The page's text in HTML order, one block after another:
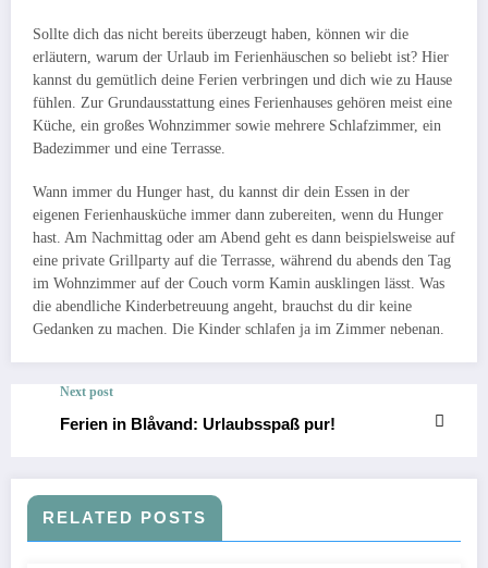
Sollte dich das nicht bereits überzeugt haben, können wir die
erläutern, warum der Urlaub im Ferienhäuschen so beliebt ist? Hier
kannst du gemütlich deine Ferien verbringen und dich wie zu Hause
fühlen. Zur Grundausstattung eines Ferienhauses gehören meist eine
Küche, ein großes Wohnzimmer sowie mehrere Schlafzimmer, ein
Badezimmer und eine Terrasse.
Wann immer du Hunger hast, du kannst dir dein Essen in der
eigenen Ferienhausküche immer dann zubereiten, wenn du Hunger
hast. Am Nachmittag oder am Abend geht es dann beispielsweise auf
eine private Grillparty auf die Terrasse, während du abends den Tag
im Wohnzimmer auf der Couch vorm Kamin ausklingen lässt. Was
die abendliche Kinderbetreuung angeht, brauchst du dir keine
Gedanken zu machen. Die Kinder schlafen ja im Zimmer nebenan.
Next post
Ferien in Blåvand: Urlaubsspaß pur!
RELATED POSTS